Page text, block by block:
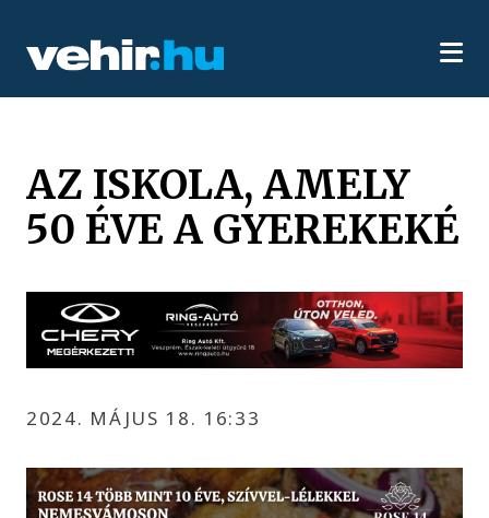
AZ ISKOLA, AMELY
50 ÉVE A GYEREKEKÉ
2024. MÁJUS 18. 16:33